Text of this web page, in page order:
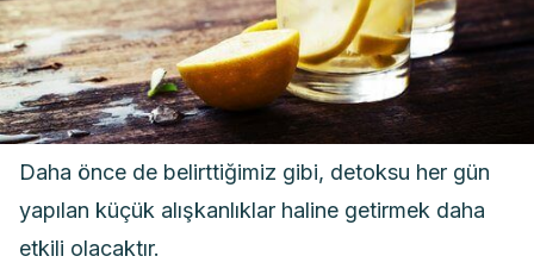
Daha önce de belirttiğimiz gibi, detoksu her gün
yapılan küçük alışkanlıklar haline getirmek daha
etkili olacaktır.